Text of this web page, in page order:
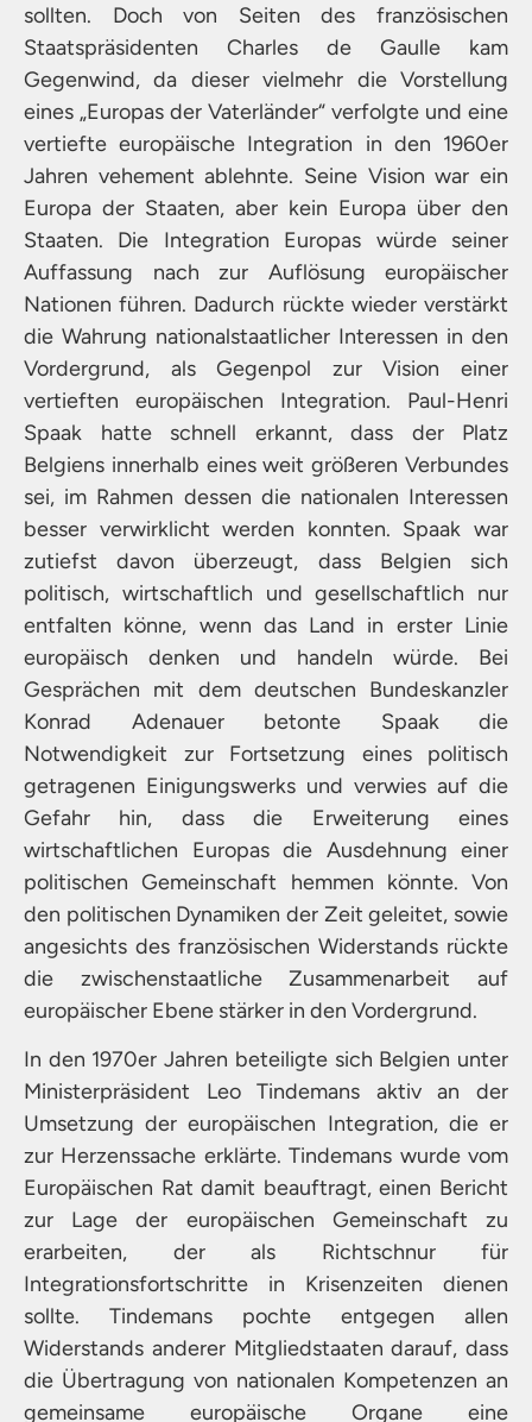
sollten. Doch von Seiten des französischen
Staatspräsidenten Charles de Gaulle kam
Gegenwind, da dieser vielmehr die Vorstellung
eines „Europas der Vaterländer“ verfolgte und eine
vertiefte europäische Integration in den 1960er
Jahren vehement ablehnte. Seine Vision war ein
Europa der Staaten, aber kein Europa über den
Staaten. Die Integration Europas würde seiner
Auffassung nach zur Auflösung europäischer
Nationen führen. Dadurch rückte wieder verstärkt
die Wahrung nationalstaatlicher Interessen in den
Vordergrund, als Gegenpol zur Vision einer
vertieften europäischen Integration. Paul-Henri
Spaak hatte schnell erkannt, dass der Platz
Belgiens innerhalb eines weit größeren Verbundes
sei, im Rahmen dessen die nationalen Interessen
besser verwirklicht werden konnten. Spaak war
zutiefst davon überzeugt, dass Belgien sich
politisch, wirtschaftlich und gesellschaftlich nur
entfalten könne, wenn das Land in erster Linie
europäisch denken und handeln würde. Bei
Gesprächen mit dem deutschen Bundeskanzler
Konrad Adenauer betonte Spaak die
Notwendigkeit zur Fortsetzung eines politisch
getragenen Einigungswerks und verwies auf die
Gefahr hin, dass die Erweiterung eines
wirtschaftlichen Europas die Ausdehnung einer
politischen Gemeinschaft hemmen könnte. Von
den politischen Dynamiken der Zeit geleitet, sowie
angesichts des französischen Widerstands rückte
die zwischenstaatliche Zusammenarbeit auf
europäischer Ebene stärker in den Vordergrund.
In den 1970er Jahren beteiligte sich Belgien unter
Ministerpräsident Leo Tindemans aktiv an der
Umsetzung der europäischen Integration, die er
zur Herzenssache erklärte. Tindemans wurde vom
Europäischen Rat damit beauftragt, einen Bericht
zur Lage der europäischen Gemeinschaft zu
erarbeiten, der als Richtschnur für
Integrationsfortschritte in Krisenzeiten dienen
sollte. Tindemans pochte entgegen allen
Widerstands anderer Mitgliedstaaten darauf, dass
die Übertragung von nationalen Kompetenzen an
gemeinsame europäische Organe eine